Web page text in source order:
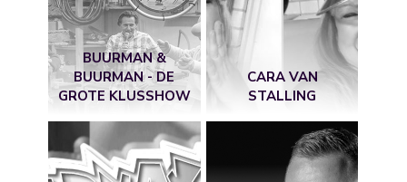
BUURMAN &
BUURMAN - DE
GROTE KLUSSHOW
CARA VAN
STALLING